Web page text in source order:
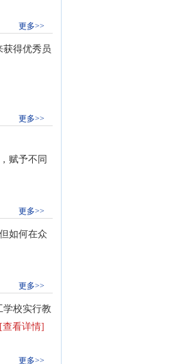
更多>>
得优秀员
更多>>
赋予不同
更多>>
如何在众
更多>>
校实行教
[查看详情]
更多>>